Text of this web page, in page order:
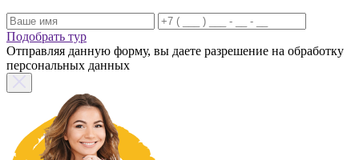
Подобрать тур
Отправляя данную форму, вы даете разрешение на обработку
персональных данных